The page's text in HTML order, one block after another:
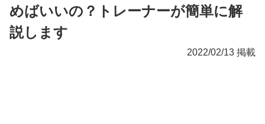
めばいいの？トレーナーが簡単に解
説します
2022/02/13 掲載